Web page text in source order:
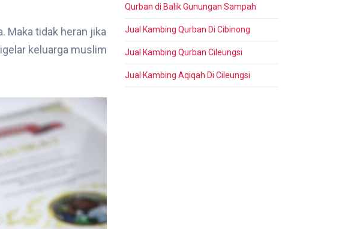
Maka tidak heran jika
keluarga muslim
Qurban di Balik Gunungan Sampah
Jual Kambing Qurban Di Cibinong
Jual Kambing Qurban Cileungsi
Jual Kambing Aqiqah Di Cileungsi